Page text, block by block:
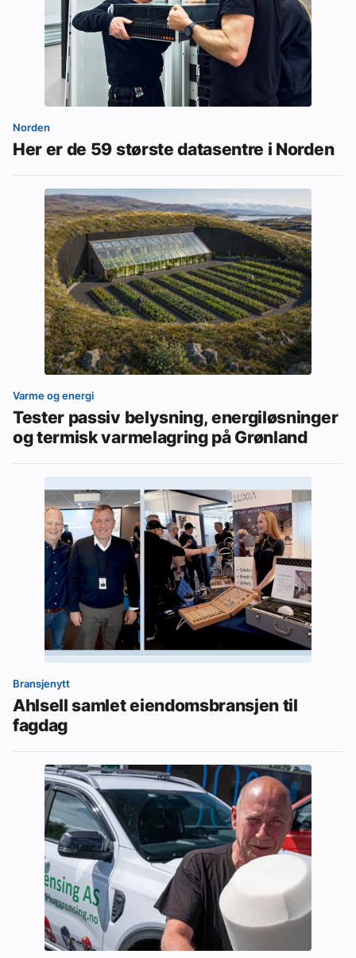
Norden
Her er de 59 største datasentre i Norden
Varme og energi
Tester passiv belysning, energiløsninger
og termisk varmelagring på Grønland
Bransjenytt
Ahlsell samlet eiendomsbransjen til
fagdag